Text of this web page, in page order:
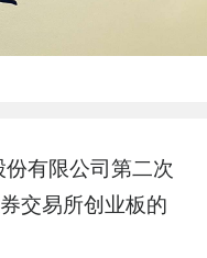
有限公司第二次
交易所创业板的